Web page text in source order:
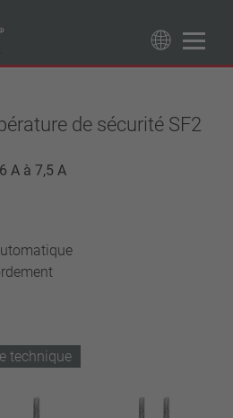
– 200 °C)
250 °C)
de sécurité SF2
A à 7,5 A
technique